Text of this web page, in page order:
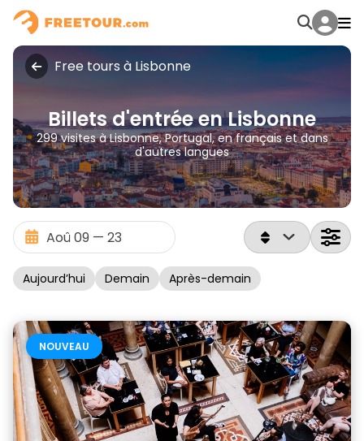
Free tours à Lisbonne
Billets d'entrée en Lisbonne
299 visites à Lisbonne, Portugal, en français et dans
d'autres langues
Aujourd’hui Demain Après-demain
NOUVEAU